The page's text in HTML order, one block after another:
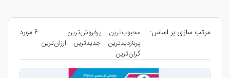
مرتب سازی بر اساس: محبوب‌ترین
پرفروش‌ترین
پربازدیدترین
جدیدترین
ارزان‌ترین
گران‌ترین
6 مورد